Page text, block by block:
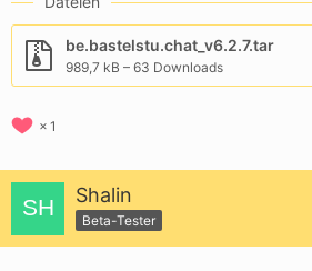
be.bastelstu.chat_v6.2.7.tar
989,7 kB – 63 Downloads
1
Shalin
Beta-Tester